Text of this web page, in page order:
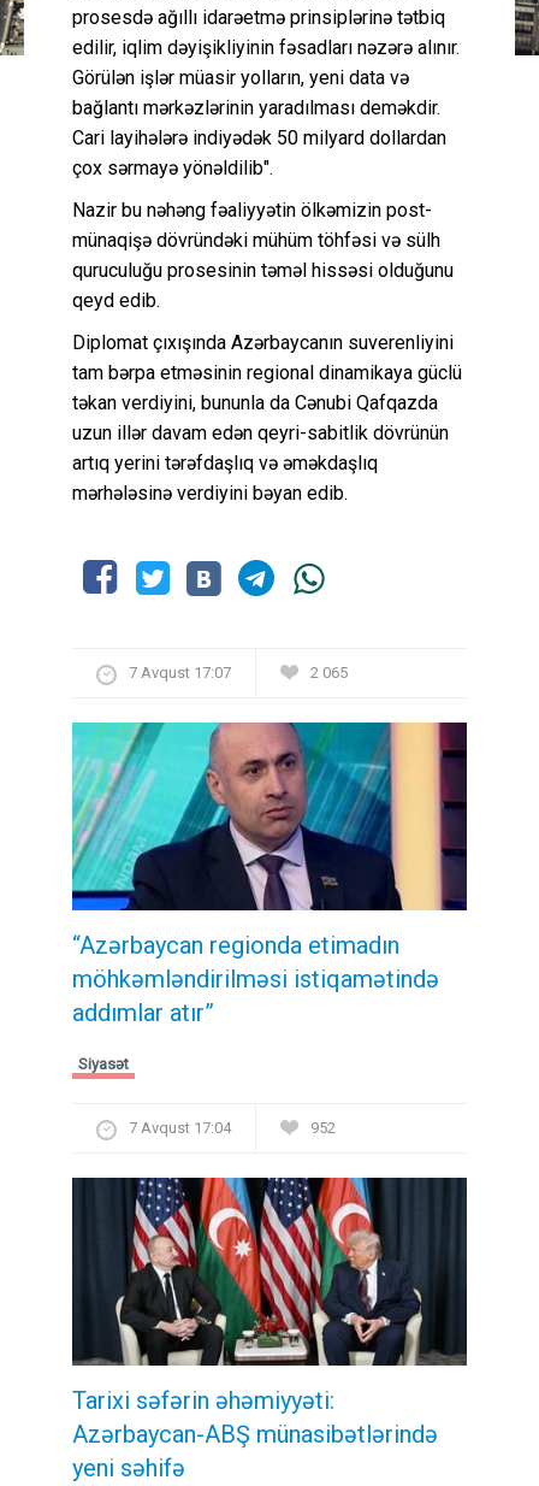
prosesdə ağıllı idarəetmə prinsiplərinə tətbiq
edilir, iqlim dəyişikliyinin fəsadları nəzərə alınır.
Görülən işlər müasir yolların, yeni data və
bağlantı mərkəzlərinin yaradılması deməkdir.
Cari layihələrə indiyədək 50 milyard dollardan
çox sərmayə yönəldilib".
Nazir bu nəhəng fəaliyyətin ölkəmizin post-
münaqişə dövründəki mühüm töhfəsi və sülh
quruculuğu prosesinin təməl hissəsi olduğunu
qeyd edib.
Diplomat çıxışında Azərbaycanın suverenliyini
tam bərpa etməsinin regional dinamikaya güclü
təkan verdiyini, bununla da Cənubi Qafqazda
uzun illər davam edən qeyri-sabitlik dövrünün
artıq yerini tərəfdaşlıq və əməkdaşlıq
mərhələsinə verdiyini bəyan edib.
7 Avqust 17:07 2 065
“Azərbaycan regionda etimadın
möhkəmləndirilməsi istiqamətində
addımlar atır”
Siyasət
7 Avqust 17:04 952
Tarixi səfərin əhəmiyyəti:
Azərbaycan-ABŞ münasibətlərində
yeni səhifə